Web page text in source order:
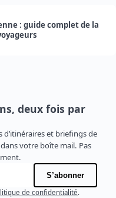
: guide complet de la
deux fois par
et briefings de
votre boîte mail. Pas
S’abonner
de confidentialité.